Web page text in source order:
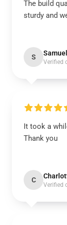
The build
sturdy and
S Samuel
Verified
It took a
Thank you
C
Verified